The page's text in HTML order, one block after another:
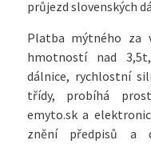
průjezd slovenských
Platba mýtného za
hmotností nad
dálnice, rychlostní
třídy, probíhá
emyto.sk a
znění předpisů a